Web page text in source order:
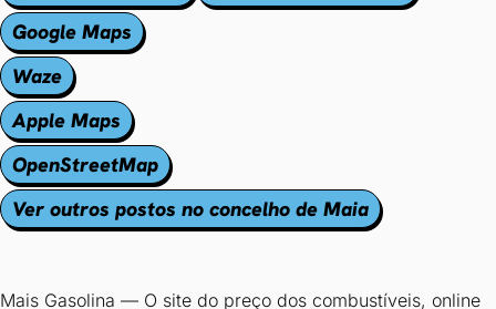
Google Maps
Waze
Apple Maps
OpenStreetMap
Ver outros postos no concelho de Maia
Mais Gasolina — O site do preço dos combustíveis, online